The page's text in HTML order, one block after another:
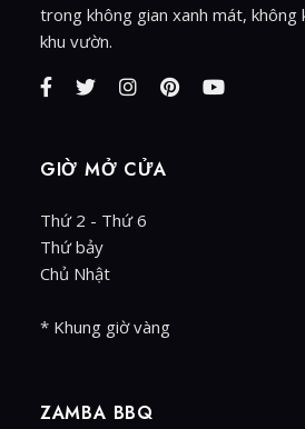
trong không gian xanh mát, không
khu vườn.
GIỜ MỞ CỬA
Thứ 2 - Thứ 6
Thứ bảy
Chủ Nhật
* Khung giờ vàng
ZAMBA BBQ